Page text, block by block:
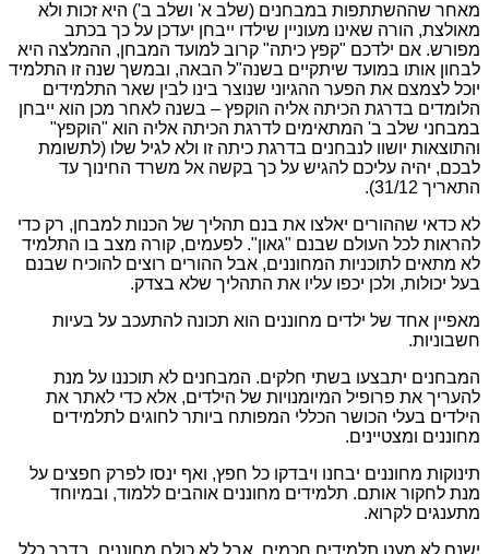
מאחר שההשתתפות במבחנים (שלב א' ושלב ב') היא זכות ולא
מאולצת, הורה שאינו מעוניין שילדו ייבחן יעדכן על כך בכתב
מפורש. אם ילדכם "קפץ כיתה" קרוב למועד המבחן, ההמלצה היא
לבחון אותו במועד שיתקיים בשנה"ל הבאה, ובמשך שנה זו התלמיד
יוכל לצמצם את הפער ההגיוני שנוצר בינו לבין שאר התלמידים
הלומדים בדרגת הכיתה אליה הוקפץ – בשנה לאחר מכן הוא ייבחן
במבחני שלב ב' המתאימים לדרגת הכיתה אליה הוא "הוקפץ"
והתוצאות יושוו לנבחנים בדרגת כיתה זו ולא לגיל שלו (לתשומת
לבכם, יהיה עליכם להגיש על כך בקשה אל משרד החינוך עד
התאריך 31/12).
לא כדאי שההורים יאלצו את בנם תהליך של הכנות למבחן, רק כדי
להראות לכל העולם שבנם "גאון". לפעמים, קורה מצב בו התלמיד
לא מתאים לתוכניות המחוננים, אבל ההורים רוצים להוכיח שבנם
בעל יכולות, ולכן יכפו עליו את התהליך שלא בצדק.
מאפיין אחד של ילדים מחוננים הוא תכונה להתעכב על בעיות
חשבוניות.
המבחנים יתבצעו בשתי חלקים. המבחנים לא תוכננו על מנת
להעריך את פרופיל המיומנויות של הילדים, אלא כדי לאתר את
הילדים בעלי הכושר הכללי המפותח ביותר לחוגים לתלמידים
מחוננים ומצטיינים.
תינוקות מחוננים יבחנו ויבדקו כל חפץ, ואף ינסו לפרק חפצים על
מנת לחקור אותם. תלמידים מחוננים אוהבים ללמוד, ובמיוחד
מתענגים לקרוא.
ישנם לא מעט תלמידים חכמים, אבל לא כולם מחוננים. בדרך כלל,